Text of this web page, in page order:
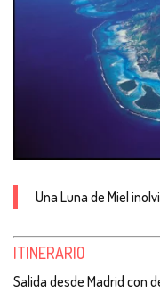
Una Luna de Miel
ITINERARIO
Salida desde Madrid con